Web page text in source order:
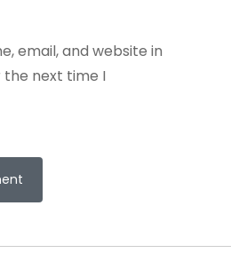
email, and website in
next time I